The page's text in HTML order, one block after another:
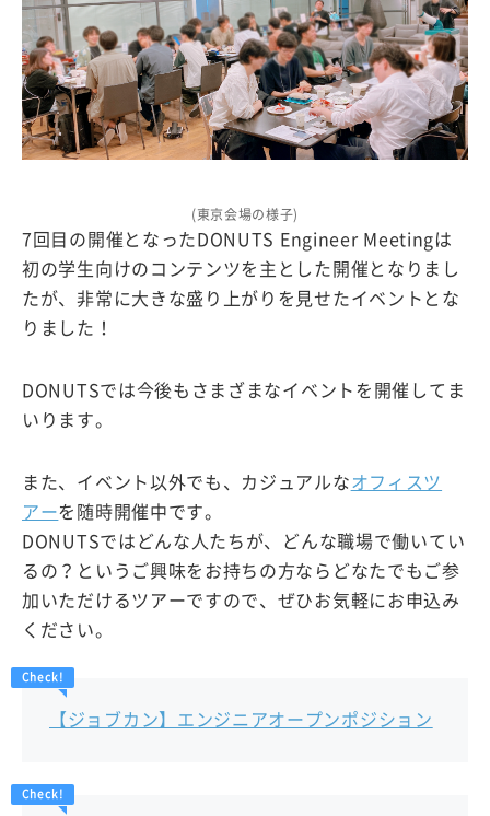
(東京会場の様子)
7回目の開催となったDONUTS Engineer Meetingは
初の学生向けのコンテンツを主とした開催となりまし
たが、非常に大きな盛り上がりを見せたイベントとな
りました！
DONUTSでは今後もさまざまなイベントを開催してま
いります。
また、イベント以外でも、カジュアルな オフィスツ
アーを随時開催中です。
DONUTSではどんな人たちが、どんな職場で働いてい
るの？というご興味をお持ちの方ならどなたでもご参
加いただけるツアーですので、ぜひお気軽にお申込み
ください。
【ジョブカン】エンジニアオープンポジション